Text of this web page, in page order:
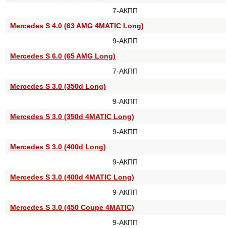
7-АКПП
Mercedes S 4.0 (63 AMG 4MATIC Long)
9-АКПП
Mercedes S 6.0 (65 AMG Long)
7-АКПП
Mercedes S 3.0 (350d Long)
9-АКПП
Mercedes S 3.0 (350d 4MATIC Long)
9-АКПП
Mercedes S 3.0 (400d Long)
9-АКПП
Mercedes S 3.0 (400d 4MATIC Long)
9-АКПП
Mercedes S 3.0 (450 Coupe 4MATIC)
9-АКПП